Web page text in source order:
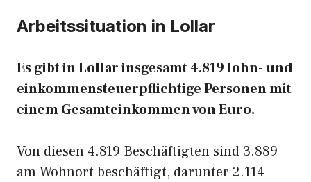
Arbeitssituation in Lollar
Es gibt in Lollar insgesamt 4.819 lohn- und
einkommensteuerpflichtige Personen mit
einem Gesamteinkommen von Euro.
Von diesen 4.819 Beschäftigten sind 3.889
am Wohnort beschäftigt, darunter 2.114